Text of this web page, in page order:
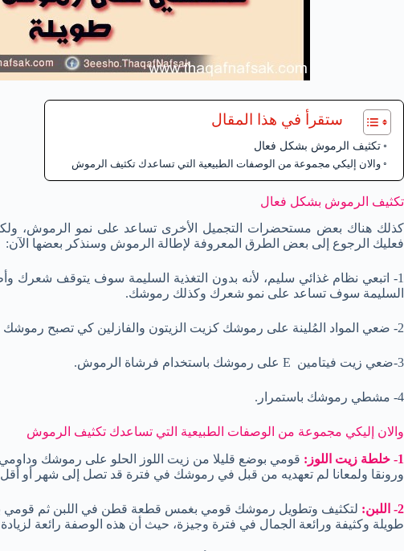
ستقرأ في هذا المقال
تكثيف الرموش بشكل فعال
والان إليكي مجموعة من الوصفات الطبيعية التي تساعدك تكثيف الرموش
تكثيف الرموش بشكل فعال
كذلك هناك بعض مستحضرات التجميل الأخرى تساعد على نمو الرموش،
فعليك الرجوع إلى بعض الطرق المعروفة لإطالة الرموش وسنذكر بعضها الآن:
1- اتبعي نظام غذائي سليم، لأنه بدون التغذية السليمة سوف يتوقف شعرك
السليمة سوف تساعد على نمو شعرك وكذلك رموشك.
2- ضعي المواد المُلينة على رموشك كزيت الزيتون والفازلين كي تصبح رموشك قوية، ضعي هذه المواد بالليل ثم اغسليها في الصباح.
3-ضعي زيت فيتامين E على رموشك باستخدام فرشاة الرموش.
4- مشطي رموشك باستمرار.
والان إليكي مجموعة من الوصفات الطبيعية التي تساعدك تكثيف الرموش
1- خلطة زيت اللوز:
قومي بوضع قليلا من زيت اللوز الحلو على رموشك
ورونقا ولمعانا لم تعهديه من قبل في رموشك في فترة قد تصل إلى شهر أو
2- اللبن:
لتكثيف وتطويل رموشك قومي بغمس قطعة قطن في اللبن ثم
طويلة وكثيفة ورائعة الجمال في فترة وجيزة، حيث أن هذه الوصفة رائعة